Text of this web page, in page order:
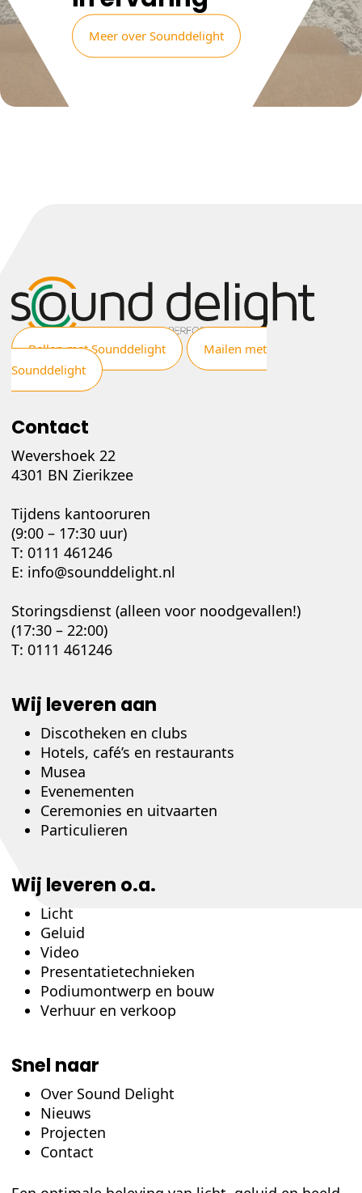
Meer over Sounddelight
Bellen met Sounddelight
Mailen met
Sounddelight
Contact
Wevershoek 22
4301 BN Zierikzee
Tijdens kantooruren
(9:00 – 17:30 uur)
T: 0111 461246
E: info@sounddelight.nl
Storingsdienst (alleen voor noodgevallen!)
(17:30 – 22:00)
T: 0111 461246
Wij leveren aan
Discotheken en clubs
Hotels, café’s en restaurants
Musea
Evenementen
Ceremonies en uitvaarten
Particulieren
Wij leveren o.a.
Licht
Geluid
Video
Presentatietechnieken
Podiumontwerp en bouw
Verhuur en verkoop
Snel naar
Over Sound Delight
Nieuws
Projecten
Contact